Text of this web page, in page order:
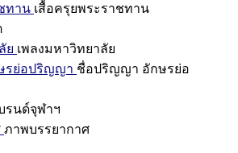
ทาน เสื้อครุยพระราชทาน
ย เพลงมหาวิทยาลัย
รย่อปริญญา ชื่อปริญญา อักษรย่อ
รนด์จุฬาฯ
ภาพบรรยากาศ